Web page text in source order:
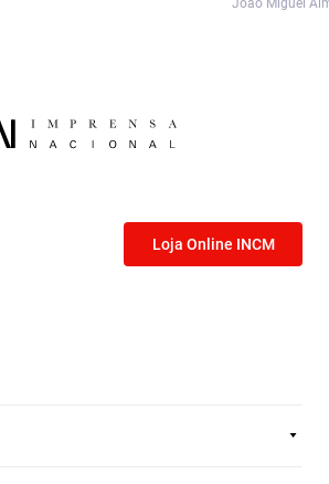
João Miguel
Loja Online INCM